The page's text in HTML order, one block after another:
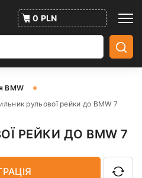
0 PLN
BMW
рульової рейки до BMW 7
РЕЙКИ ДО BMW 7